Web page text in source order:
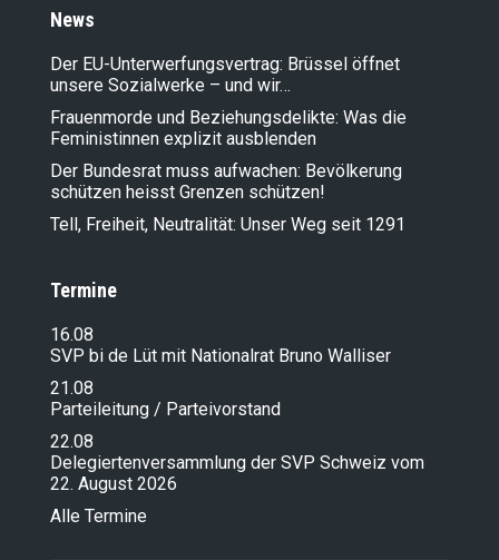
News
Der EU-Unterwerfungsvertrag: Brüssel öffnet
unsere Sozialwerke – und wir…
Frauenmorde und Beziehungsdelikte: Was die
Feministinnen explizit ausblenden
Der Bundesrat muss aufwachen: Bevölkerung
schützen heisst Grenzen schützen!
Tell, Freiheit, Neutralität: Unser Weg seit 1291
Termine
16.08
SVP bi de Lüt mit Nationalrat Bruno Walliser
21.08
Parteileitung / Parteivorstand
22.08
Delegiertenversammlung der SVP Schweiz vom
22. August 2026
Alle Termine